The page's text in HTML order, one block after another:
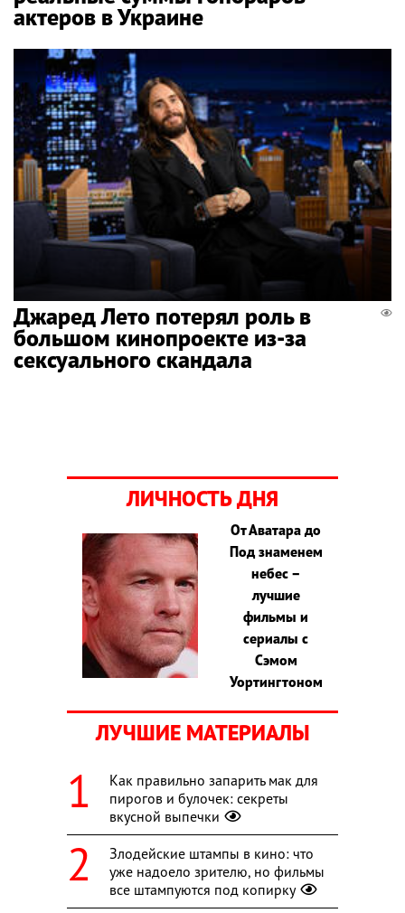
актеров в Украине
Джаред Лето потерял роль в
большом кинопроекте из-за
сексуального скандала
ЛИЧНОСТЬ ДНЯ
От Аватара до
Под знаменем
небес –
лучшие
фильмы и
сериалы с
Сэмом
Уортингтоном
ЛУЧШИЕ МАТЕРИАЛЫ
Как правильно запарить мак для
пирогов и булочек: секреты
вкусной выпечки
Злодейские штампы в кино: что
уже надоело зрителю, но фильмы
все штампуются под копирку